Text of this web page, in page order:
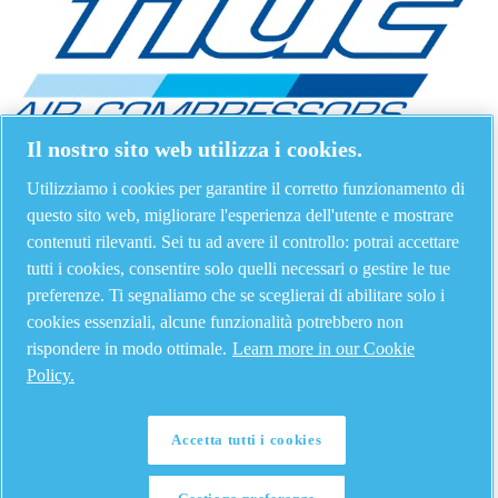
Il nostro sito web utilizza i cookies.
Utilizziamo i cookies per garantire il corretto funzionamento di
questo sito web, migliorare l'esperienza dell'utente e mostrare
contenuti rilevanti. Sei tu ad avere il controllo: potrai accettare
tutti i cookies, consentire solo quelli necessari o gestire le tue
preferenze. Ti segnaliamo che se sceglierai di abilitare solo i
cookies essenziali, alcune funzionalità potrebbero non
rispondere in modo ottimale. Learn more in our Cookie
Policy.
Accetta tutti i cookies